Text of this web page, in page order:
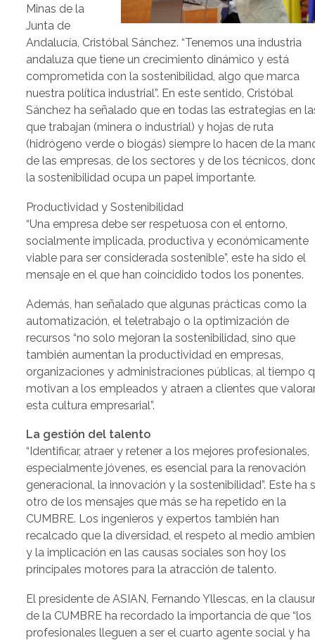
Minas de la
Junta de
Andalucía, Cristóbal Sánchez. “Tenemos una industria
andaluza que tiene un crecimiento dinámico y está
comprometida con la sostenibilidad, algo que marca
nuestra política industrial”. En este sentido, Cristóbal
Sánchez ha señalado que en todas las estrategias en
que trabajan (minera o industrial) y hojas de ruta
(hidrógeno verde o biogás) siempre lo hacen de la
de las empresas, de los sectores y de los técnicos,
la sostenibilidad ocupa un papel importante.
Productividad y Sostenibilidad
“Una empresa debe ser respetuosa con el entorno,
socialmente implicada, productiva y económicamente
viable para ser considerada sostenible”, este ha sido el
mensaje en el que han coincidido todos los ponentes.
Además, han señalado que algunas prácticas como la
automatización, el teletrabajo o la optimización de
recursos “no solo mejoran la sostenibilidad, sino que
también aumentan la productividad en empresas,
organizaciones y administraciones públicas, al tiempo
motivan a los empleados y atraen a clientes que
esta cultura empresarial”.
La gestión del talento
“Identificar, atraer y retener a los mejores profesionales,
especialmente jóvenes, es esencial para la renovación
generacional, la innovación y la sostenibilidad”. Este ha
otro de los mensajes que más se ha repetido en la
CUMBRE. Los ingenieros y expertos también han
recalcado que la diversidad, el respeto al medio
y la implicación en las causas sociales son hoy los
principales motores para la atracción de talento.
El presidente de ASIAN, Fernando Yllescas, en la
de la CUMBRE ha recordado la importancia de que “los
profesionales lleguen a ser el cuarto agente social y ha